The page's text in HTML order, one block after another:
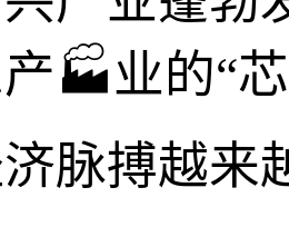
🏭业的“
脉搏越来